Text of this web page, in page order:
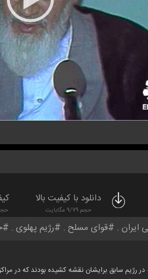
دانلود با کیفیت بالا
حجم 9/79 مگابایت حجم 5/50
ایران قوای مسلح رژیم پهلوی
رژیم سابق برایشان نقشه کشیده بودند که در